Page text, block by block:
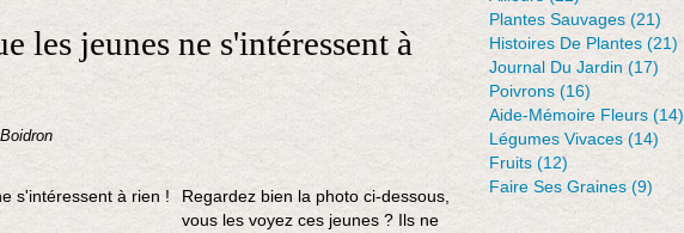
les jeunes ne s'intéressent à
Regardez bien la photo ci-dessous,
vous les voyez ces jeunes ? Ils ne
Plantes Sauvages (21)
Histoires De Plantes (21)
Journal Du Jardin (17)
Poivrons (16)
Aide-Mémoire Fleurs (14)
Légumes Vivaces(14)
Fruits (12)
Faire Ses Graines (9)